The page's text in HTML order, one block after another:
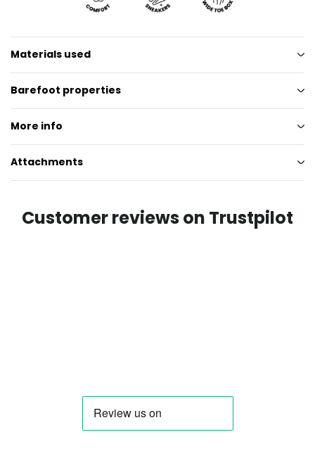
Materials used
Barefoot properties
More info
Attachments
Customer reviews on Trustpilot